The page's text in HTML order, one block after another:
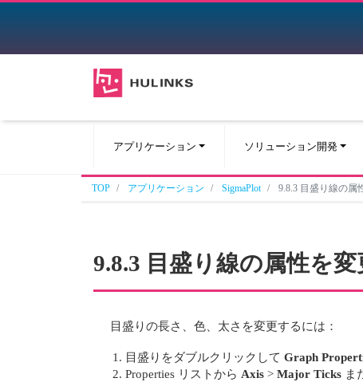
アプリケーション ソリューション開発
TOP アプリケーション SigmaPlot 9.8.3 目盛り線の属
9.8.3 目盛り線の属性を変
目盛りの長さ、色、太さを変更するには：
目盛りをダブルクリックして Graph
Properties リストから Axis > Major Ticks ま